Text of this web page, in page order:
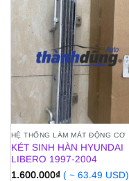
HỆ THỐNG LÀM MÁT ĐỘNG CƠ
KÉT SINH HÀN HYUNDAI
LIBERO 1997-2004
1.600.000₫ ( ~ 63.49 USD)